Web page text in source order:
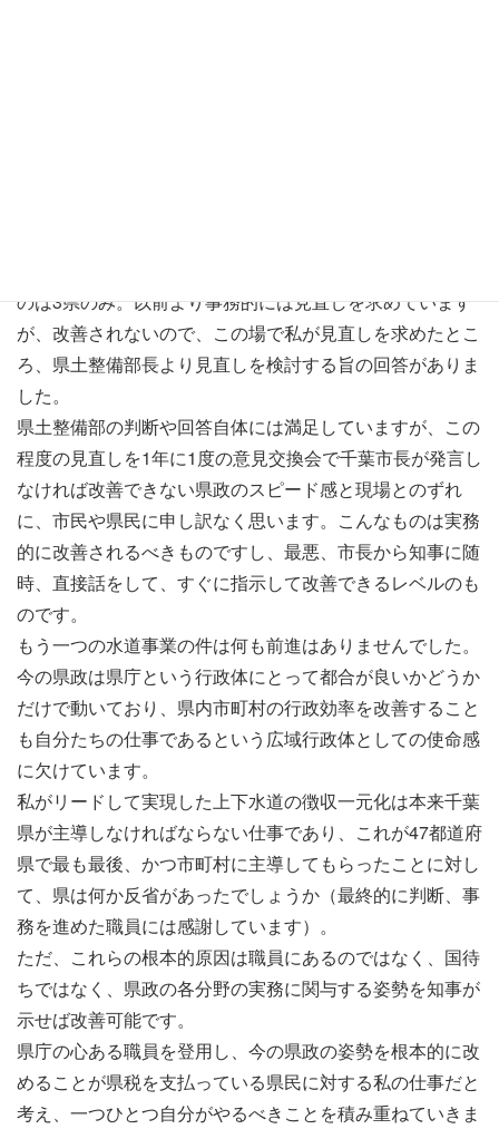
のは3県のみ。以前より事務的には見直しを求めています
が、改善されないので、この場で私が見直しを求めたとこ
ろ、県土整備部長より見直しを検討する旨の回答がありま
した。
県土整備部の判断や回答自体には満足していますが、この
程度の見直しを1年に1度の意見交換会で千葉市長が発言し
なければ改善できない県政のスピード感と現場とのずれ
に、市民や県民に申し訳なく思います。こんなものは実務
的に改善されるべきものですし、最悪、市長から知事に随
時、直接話をして、すぐに指示して改善できるレベルのも
のです。
もう一つの水道事業の件は何も前進はありませんでした。
今の県政は県庁という行政体にとって都合が良いかどうか
だけで動いており、県内市町村の行政効率を改善すること
も自分たちの仕事であるという広域行政体としての使命感
に欠けています。
私がリードして実現した上下水道の徴収一元化は本来千葉
県が主導しなければならない仕事であり、これが47都道府
県で最も最後、かつ市町村に主導してもらったことに対し
て、県は何か反省があったでしょうか（最終的に判断、事
務を進めた職員には感謝しています）。
ただ、これらの根本的原因は職員にあるのではなく、国待
ちではなく、県政の各分野の実務に関与する姿勢を知事が
示せば改善可能です。
県庁の心ある職員を登用し、今の県政の姿勢を根本的に改
めることが県税を支払っている県民に対する私の仕事だと
考え、一つひとつ自分がやるべきことを積み重ねていきま